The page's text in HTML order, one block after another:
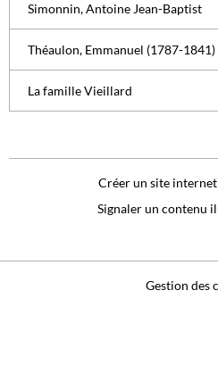
Simonnin, Antoine Jean-Baptist
Théaulon, Emmanuel (1787-1841)
La famille Vieillard
Créer un site
Signaler un contenu
Gestion des